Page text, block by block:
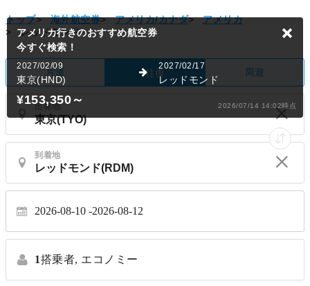
トップ> 海外航空券> アメリカ/カナダ>
アメリカ
>
レッドモンド
片道 往復 周遊
出発地
到着地
2026-08-10 2026-08-12
1搭乗者, エコノミー
アメリカ行きのおすすめ航空券
今すぐ検索！
2027/02/09
東京(HND)
2027/02/17
レッドモンド
¥153,350～ 2026/07/14 14:02時点